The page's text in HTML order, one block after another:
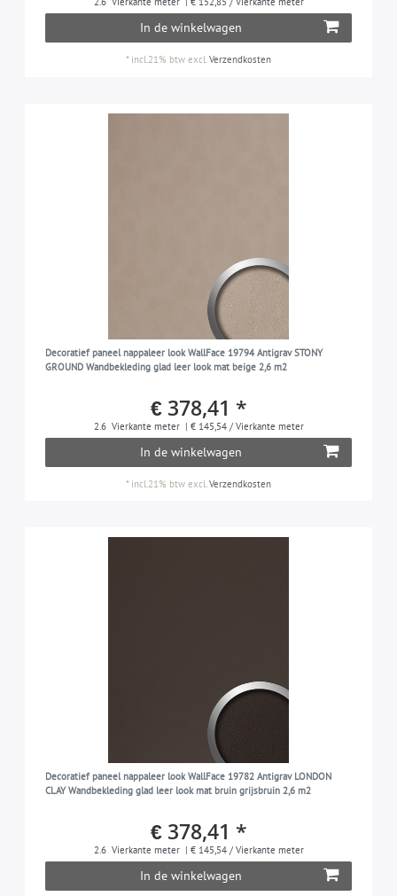
In de winkelwagen
* incl.21% btw excl.Verzendkosten
Decoratief paneel nappaleer look WallFace 19794 Antigrav STONY
GROUND Wandbekleding glad leer look mat beige 2,6 m2
€ 378,41 *
2.6 Vierkante meter | € 145,54 / Vierkante meter
In de winkelwagen
* incl.21% btw excl. Verzendkosten
Decoratief paneel nappaleer look WallFace 19782 Antigrav LONDON
CLAY Wandbekleding glad leer look mat bruin grijsbruin 2,6 m2
€ 378,41 *
2.6 Vierkante meter | € 145,54 / Vierkante meter
In de winkelwagen